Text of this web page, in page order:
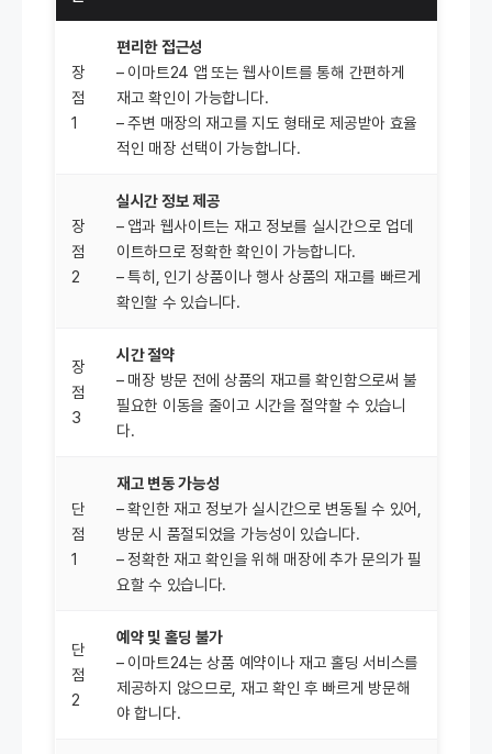
장
점
1
편리한 접근성
– 이마트24 앱 또는 웹사이트를 통해 간편하게
재고 확인이 가능합니다.
– 주변 매장의 재고를 지도 형태로 제공받아 효율
적인 매장 선택이 가능합니다.
장
점
2
실시간 정보 제공
– 앱과 웹사이트는 재고 정보를 실시간으로 업데
이트하므로 정확한 확인이 가능합니다.
– 특히, 인기 상품이나 행사 상품의 재고를 빠르게
확인할 수 있습니다.
장
점
3
시간 절약
– 매장 방문 전에 상품의 재고를 확인함으로써 불
필요한 이동을 줄이고 시간을 절약할 수 있습니
다.
단
점
1
재고 변동 가능성
– 확인한 재고 정보가 실시간으로 변동될 수 있어,
방문 시 품절되었을 가능성이 있습니다.
– 정확한 재고 확인을 위해 매장에 추가 문의가 필
요할 수 있습니다.
단
점
2
예약 및 홀딩 불가
– 이마트24는 상품 예약이나 재고 홀딩 서비스를
제공하지 않으므로, 재고 확인 후 빠르게 방문해
야 합니다.